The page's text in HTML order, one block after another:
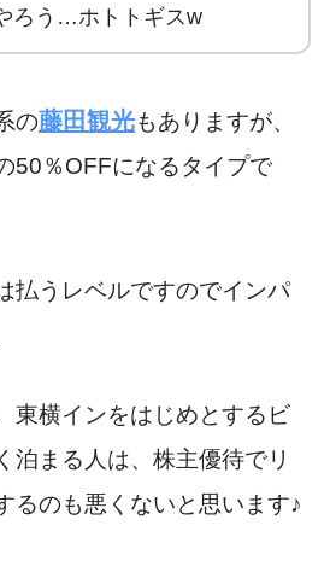
ろう…ホトトギスw
の藤田観光もありますが、
50％OFFになるタイプで
払うレベルですのでインパ
東横インをはじめとするビ
泊まる人は、株主優待でリ
るのも悪くないと思います♪